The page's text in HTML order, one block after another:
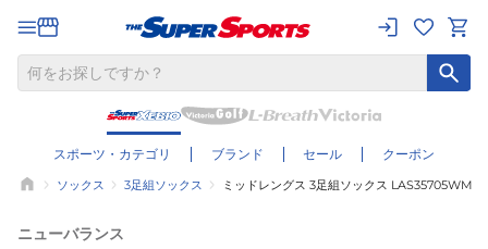
スポーツ・カテゴリ ブランド セール クーポン
ソックス 3足組ソックス ミッドレングス 3足組ソックス LAS35705WM
ニューバランス